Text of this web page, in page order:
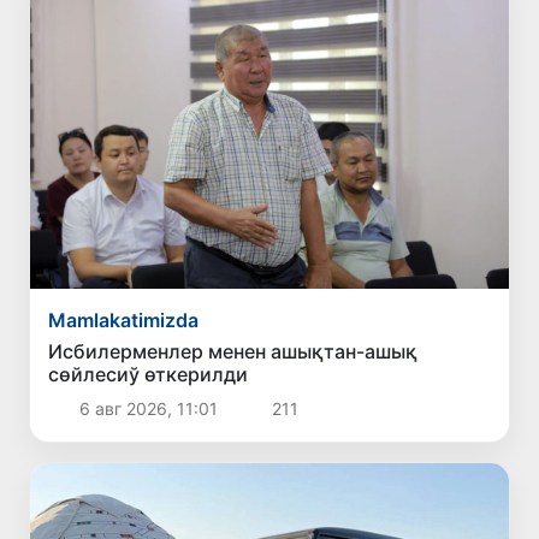
Mamlakatimizda
Исбилерменлер менен ашықтан-ашық
сөйлесиў өткерилди
6 авг 2026, 11:01 211